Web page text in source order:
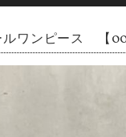
ワンピース 【